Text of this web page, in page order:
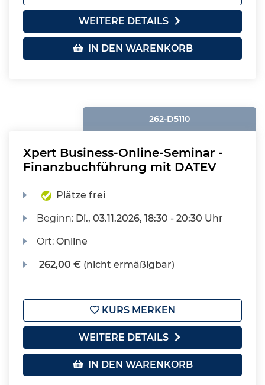
WEITERE DETAILS
IN DEN WARENKORB
262-D5110
Xpert Business-Online-Seminar -
Finanzbuchführung mit DATEV
Plätze frei
Beginn: Di., 03.11.2026, 18:30 - 20:30 Uhr
Ort:Online
262,00 € (nicht ermäßigbar)
KURS MERKEN
WEITERE DETAILS
IN DEN WARENKORB